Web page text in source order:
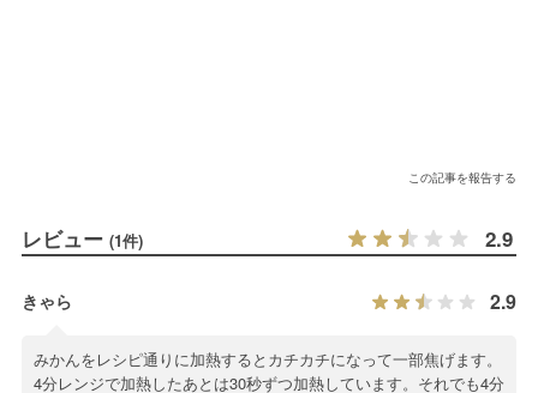
この記事を報告する
レビュー (1件) 2.9
きゃら 2.9
みかんをレシピ通りに加熱するとカチカチになって一部焦げます。
4分レンジで加熱したあとは30秒ずつ加熱しています。それでも4分